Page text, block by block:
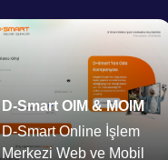
D-Smart OIM & MOIM
D-Smart Online İşlem
Merkezi Web ve Mobil